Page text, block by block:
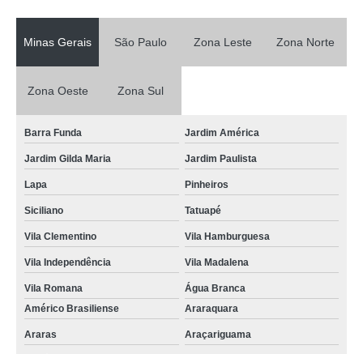
Minas Gerais São Paulo Zona Leste Zona Norte
Zona Oeste Zona Sul
Barra Funda Jardim América
Jardim Gilda Maria Jardim Paulista
Lapa Pinheiros
Siciliano Tatuapé
Vila Clementino Vila Hamburguesa
Vila Independência Vila Madalena
Vila Romana
Água Branca
Américo Brasiliense
Araraquara
Araras Araçariguama